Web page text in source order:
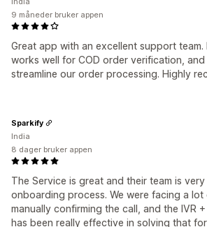
Great app with an excellent support team.
works well for COD order verification, and
streamline our order processing. Highly
9 måneder bruker appen
The Service is great and their team is
onboarding process. We were facing a lot
manually confirming the call, and the IVR
has been really effective in solving that
Sparkify
India
8 dager bruker appen